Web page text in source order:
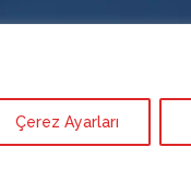
Çerez Ayarları